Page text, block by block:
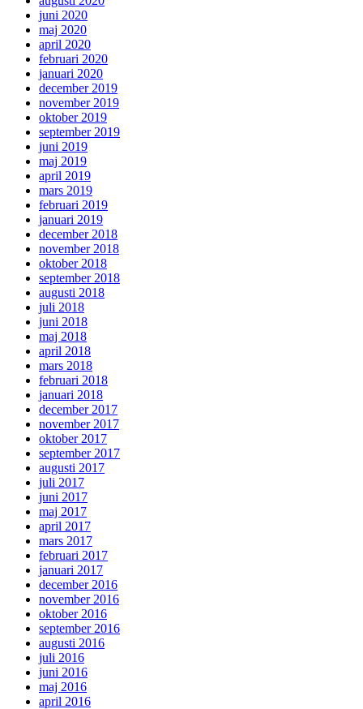
juni 2020
maj 2020
april 2020
februari 2020
januari 2020
december 2019
november 2019
oktober 2019
september 2019
juni 2019
maj 2019
april 2019
mars 2019
februari 2019
januari 2019
december 2018
november 2018
oktober 2018
september 2018
augusti 2018
juli 2018
juni 2018
maj 2018
april 2018
mars 2018
februari 2018
januari 2018
december 2017
november 2017
oktober 2017
september 2017
augusti 2017
juli 2017
juni 2017
maj 2017
april 2017
mars 2017
februari 2017
januari 2017
december 2016
november 2016
oktober 2016
september 2016
augusti 2016
juli 2016
juni 2016
maj 2016
april 2016